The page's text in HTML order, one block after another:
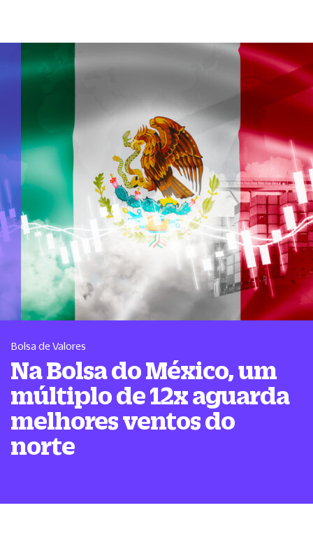
Bolsa de Valores
Na Bolsa do México, um
múltiplo de 12x aguarda
melhores ventos do
norte